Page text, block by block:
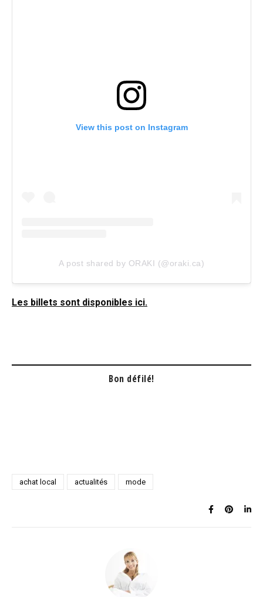
View this post on Instagram
A post shared by ORAKI (@oraki.ca)
Les billets sont disponibles ici.
Bon défilé!
achat local actualités mode